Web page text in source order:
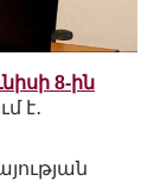
8-ին
է․